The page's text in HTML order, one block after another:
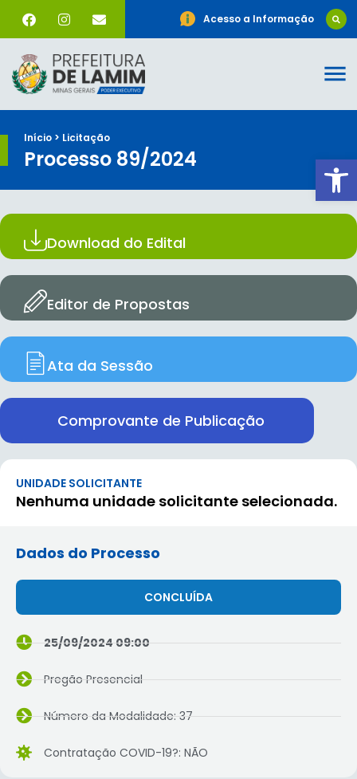
Acesso a Informação
Início > Licitação
Processo 89/2024
Download do Edital
Editor de Propostas
Ata da Sessão
Comprovante de Publicação
UNIDADE SOLICITANTE
Nenhuma unidade solicitante selecionada.
Dados do Processo
CONCLUÍDA
25/09/2024 09:00
Pregão Presencial
Número da Modalidade: 37
Contratação COVID-19?: NÃO